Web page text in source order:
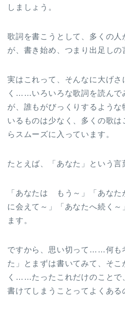
しましょう。
歌詞を書こうとして、多くの
が、書き始め、つまり出足しの
実はこれって、そんなに大げさ
く……いろいろな歌詞を読んで
が、誰もがびっくりするような
いるものは少なく、多くの歌
らスムーズに入っています。
たとえば、「あなた」という言
「あなたは もう～」「あなた
に会えて～」「あなたへ続く～
ます。
ですから、思い切って……何も
た」とまずは書いてみて、そこ
く……たったこれだけのことで
書けてしまうことってよくある